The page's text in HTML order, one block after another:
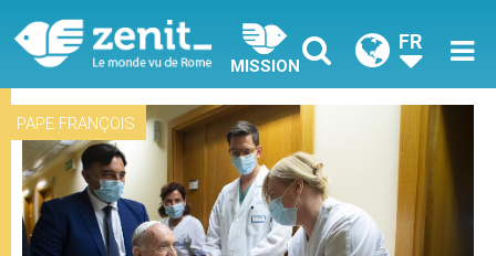
MISSION
FR
PAPE FRANÇOIS